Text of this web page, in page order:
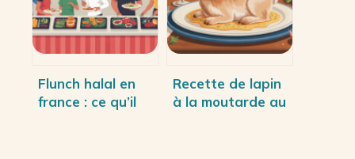
Flunch halal en
france : ce qu’il
Recette de lapin
à la moutarde au